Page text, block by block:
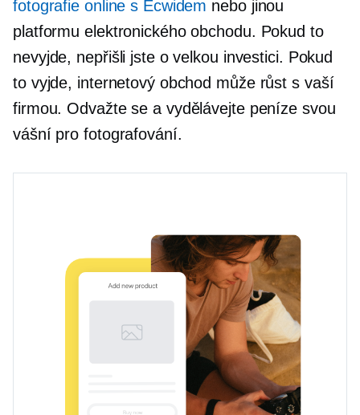
fotografie online s Ecwidem nebo jinou
platformu elektronického obchodu. Pokud to
nevyjde, nepřišli jste o velkou investici. Pokud
to vyjde, internetový obchod může růst s vaší
firmou. Odvažte se a vydělávejte peníze svou
vášní pro fotografování.